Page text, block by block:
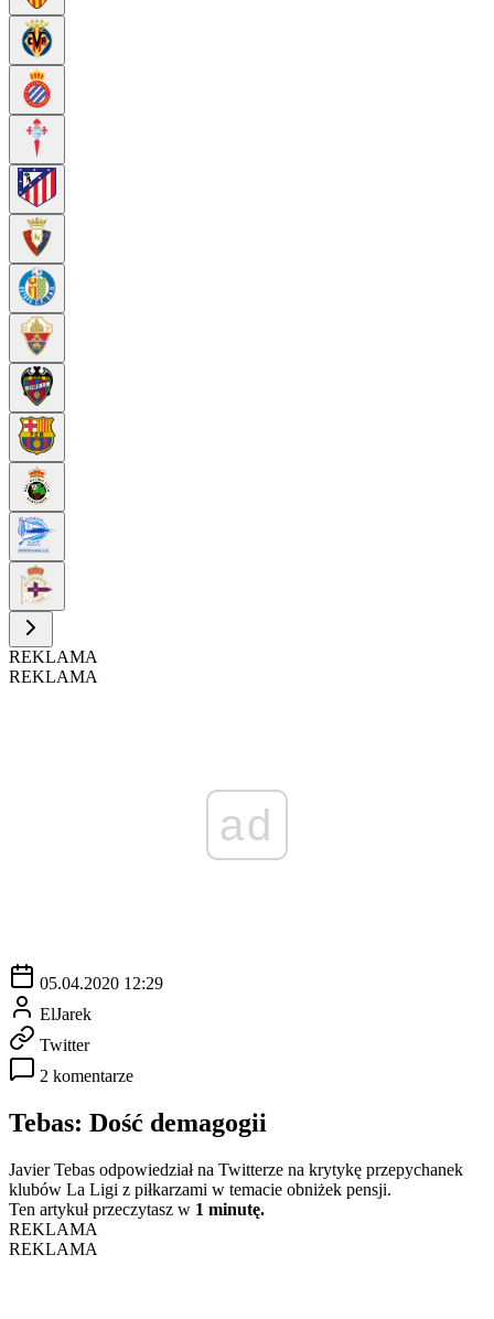
REKLAMA
REKLAMA
ad
05.04.2020 12:29
ElJarek
Twitter
2 komentarze
Tebas: Dość demagogii
Javier Tebas odpowiedział na Twitterze na krytykę przepychanek
klubów La Ligi z piłkarzami w temacie obniżek pensji.
Ten artykuł przeczytasz w 1 minutę.
REKLAMA
REKLAMA